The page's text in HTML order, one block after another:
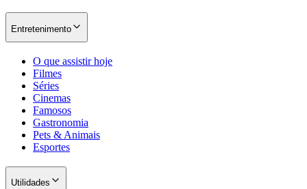
Entretenimento
O que assistir hoje
Filmes
Séries
Cinemas
Famosos
Gastronomia
Pets & Animais
Esportes
Utilidades